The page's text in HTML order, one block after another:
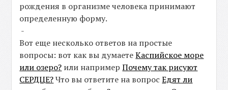
рождения в организме человека принимают
определенную форму.
-
Вот еще несколько ответов на простые
вопросы: вот как вы думаетеКаспийское море
или озеро? или напримерПочему так рисуют
СЕРДЦЕ?Что вы ответите на вопросЕдят ли